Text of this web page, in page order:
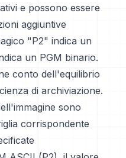
e possono essere
aggiuntive
"P2" indica un
un PGM binario.
conto dell'equilibrio
di archiviazione.
sono
corrispondente